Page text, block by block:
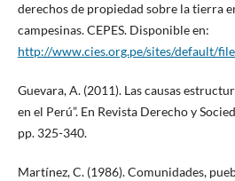
derechos de propiedad sobre la tierra
campesinas. CEPES. Disponible en:
http://www.cies.org.pe/sites/default/
Guevara, A. (2011). Las causas
en el Perú”. En Revista Derecho y
pp. 325-340.
Martínez, C. (1986). Comunidades,